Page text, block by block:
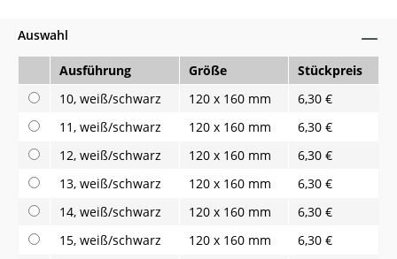
Auswahl
Ausführung Größe
Stückpreis
10, weiß/schwarz
120 x 160 mm
6,30 €
11, weiß/schwarz
120 x 160 mm
6,30 €
12, weiß/schwarz
120 x 160 mm
6,30 €
13, weiß/schwarz
120 x 160 mm
6,30 €
14, weiß/schwarz
120 x 160 mm
6,30 €
15, weiß/schwarz
120 x 160 mm
6,30 €